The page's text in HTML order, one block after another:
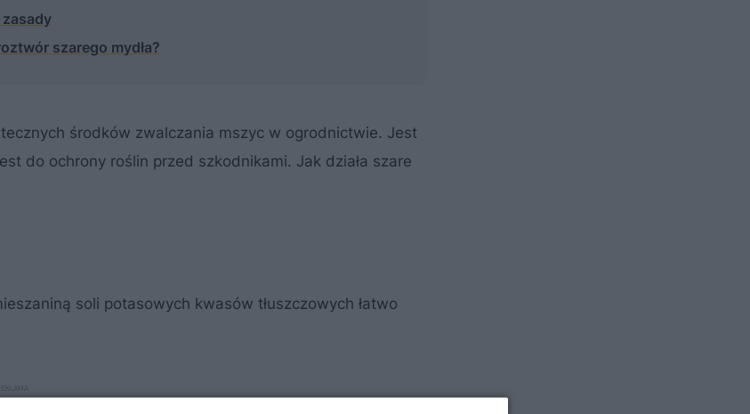
szarego mydła?
środków zwalczania mszyc w ogrodnictwie. Jest
do ochrony roślin przed szkodnikami. Jak działa szare
soli potasowych kwasów tłuszczowych łatwo